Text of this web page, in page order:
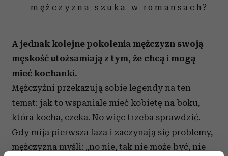
mężczyzna szuka w romansach?
A jednak kolejne pokolenia mężczyzn swoją
męskość utożsamiają z tym, że chcą i mogą
mieć kochanki.
Mężczyźni przekazują sobie legendy na ten
temat: jak to wspaniale mieć kobietę na boku,
która kocha, czeka. No więc trzeba sprawdzić.
Gdy mija pierwsza faza i zaczynają się problemy,
mężczyzna myśli: „no nie, tak nie może być, nie